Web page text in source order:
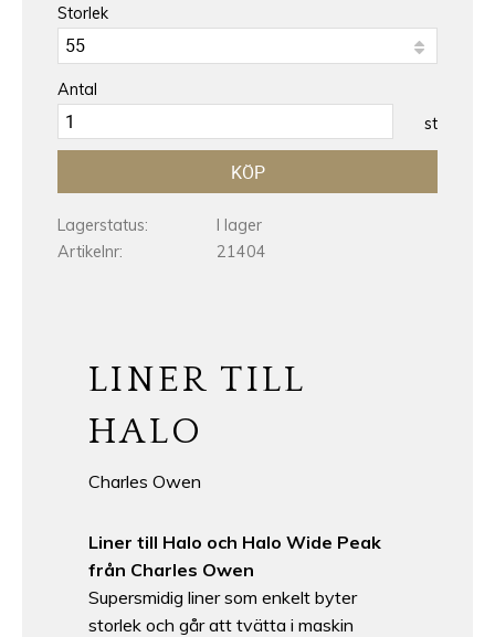
Storlek
Antal
st
KÖP
Lagerstatus
I lager
Artikelnr
21404
LINER TILL
HALO
Charles Owen
Liner till Halo och Halo Wide Peak
från Charles Owen
Supersmidig liner som enkelt byter
storlek och går att tvätta i maskin